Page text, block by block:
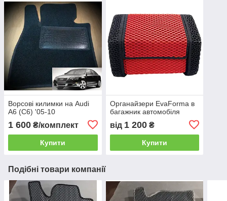
Ворсові килимки на Audi
A6 (C6) '05-10
1 600 ₴/комплект
Купити
Органайзери EvaForma в
багажник автомобіля
від 1 200₴
Купити
Подібні товари компанії